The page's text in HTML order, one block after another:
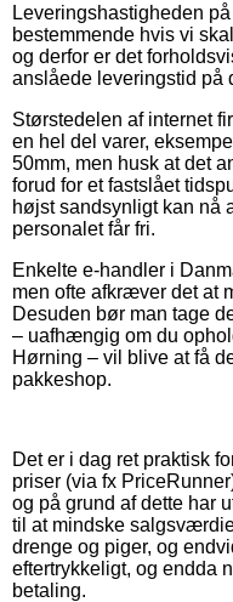
Leveringshastigheden
bestemmende hvis vi
og derfor er det
anslåede leveringstid på
Størstedelen af internet
en hel del varer,
50mm, men husk at det
forud for et fastslået
højst sandsynligt kan nå
personalet får fri.
Enkelte e-handler i
men ofte afkræver det at
Desuden bør man tage
– uafhængig om du
Hørning – vil blive at få
pakkeshop.
Det er i dag ret praktisk
priser (via fx
og på grund af dette har
til at mindske
drenge og piger, og
eftertrykkeligt, og endda
betaling.